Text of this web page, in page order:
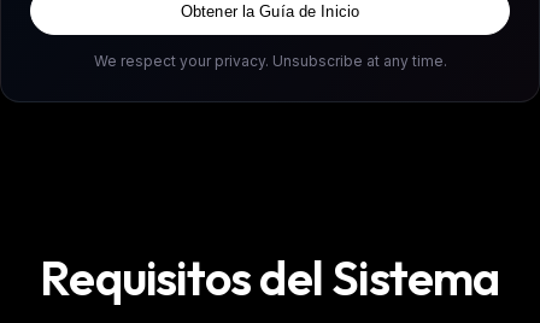
Obtener la Guía de Inicio
We respect your privacy. Unsubscribe at any time.
Requisitos del Sistema